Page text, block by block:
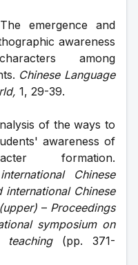
emergence and
awareness
among
Chinese Language
1, 29-39.
of the ways to
awareness of
formation.
Chinese
international Chinese
– Proceedings
symposium on
teaching (pp. 371-